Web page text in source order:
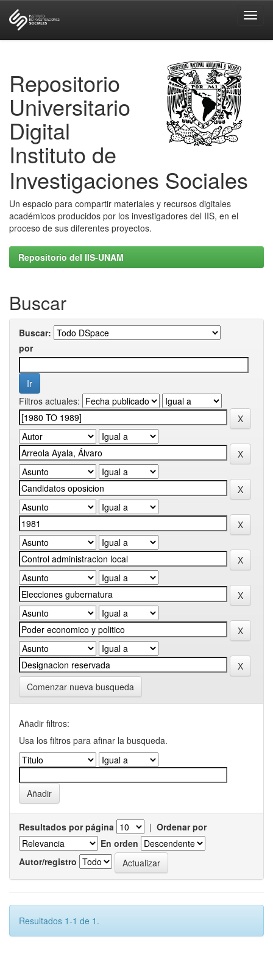
Repositorio
Universitario
Digital
Instituto de
Investigaciones Sociales
Un espacio para compartir materiales y recursos digitales
académicos producidos por los investigadores del IIS, en el
proceso de sus diferentes proyectos.
Repositorio del IIS-UNAM
Buscar
Buscar:
por
Filtros actuales:
Comenzar nueva busqueda
Añadir filtros:
Usa los filtros para afinar la busqueda.
Resultados por página | Ordenar por
En orden
Autor/registro
Resultados 1-1 de 1.